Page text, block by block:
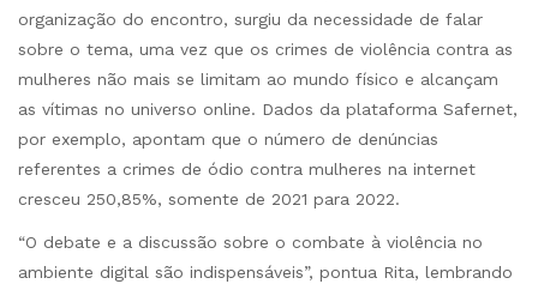
organização do encontro, surgiu da necessidade de falar
sobre o tema, uma vez que os crimes de violência contra as
mulheres não mais se limitam ao mundo físico e alcançam
as vítimas no universo online. Dados da plataforma Safernet,
por exemplo, apontam que o número de denúncias
referentes a crimes de ódio contra mulheres na internet
cresceu 250,85%, somente de 2021 para 2022.
“O debate e a discussão sobre o combate à violência no
ambiente digital são indispensáveis”, pontua Rita, lembrando